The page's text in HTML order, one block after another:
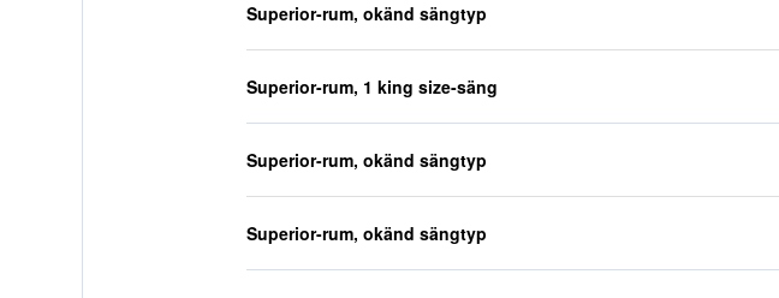
Superior-rum, okänd sängtyp
Superior-rum, 1 king size-säng
Superior-rum, okänd sängtyp
Superior-rum, okänd sängtyp